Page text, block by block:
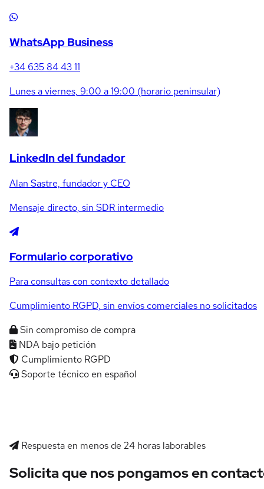
WhatsApp Business
+34 635 84 43 11
Lunes a viernes, 9:00 a 19:00 (horario peninsular)
LinkedIn del fundador
Alan Sastre, fundador y CEO
Mensaje directo, sin SDR intermedio
Formulario corporativo
Para consultas con contexto detallado
Cumplimiento RGPD, sin envíos comerciales no solicitados
Sin compromiso de compra
NDA bajo petición
Cumplimiento RGPD
Soporte técnico en español
Respuesta en menos de 24 horas laborables
Solicita que nos pongamos en